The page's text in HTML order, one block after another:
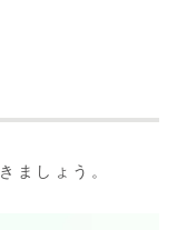
ましょう。